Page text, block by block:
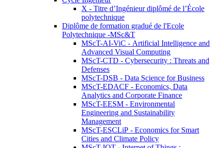
X - Titre d’Ingénieur diplômé de l’École
polytechnique
Diplôme de formation gradué de l'Ecole
Polytechnique -MSc&T
MScT-AI-ViC - Artificial Intelligence and
Advanced Visual Computing
MScT-CTD - Cybersecurity : Threats and
Defenses
MScT-DSB - Data Science for Business
MScT-EDACF - Economics, Data
Analytics and Corporate Finance
MScT-EESM - Environmental
Engineering and Sustainability
Management
MScT-ESCLiP - Economics for Smart
Cities and Climate Policy